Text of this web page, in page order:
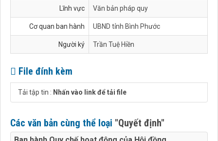
Lĩnh vực Văn bản pháp quy
Cơ quan ban hành UBND tỉnh Bình Phước
Người ký Trần Tuệ Hiền
File đính kèm
Tải tập tin : Nhấn vào link để tải file
Các văn bản cùng thể loại "Quyết định"